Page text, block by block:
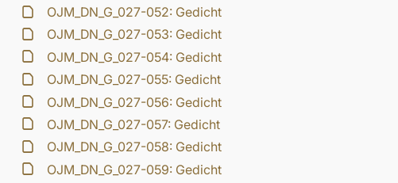
OJM_DN_G_027-052: Gedicht
OJM_DN_G_027-053: Gedicht
OJM_DN_G_027-054: Gedicht
OJM_DN_G_027-055: Gedicht
OJM_DN_G_027-056: Gedicht
OJM_DN_G_027-057: Gedicht
OJM_DN_G_027-058: Gedicht
OJM_DN_G_027-059: Gedicht